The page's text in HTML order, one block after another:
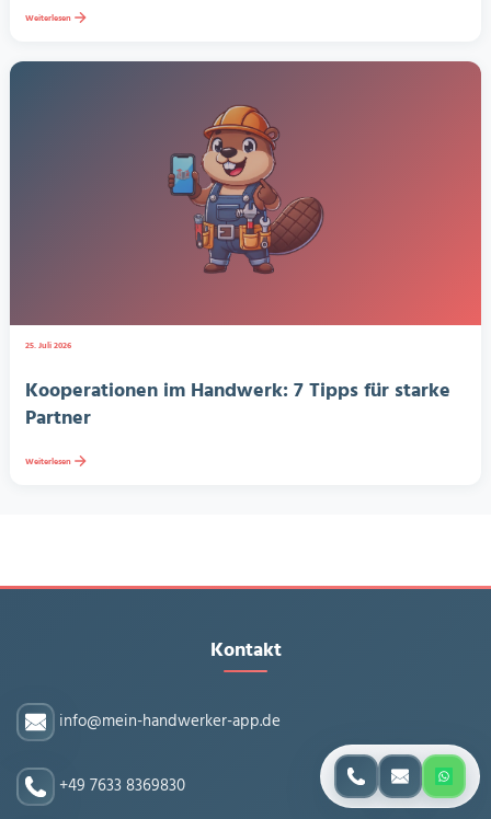
Weiterlesen
25. Juli 2026
Kooperationen im Handwerk: 7 Tipps für starke
Partner
Weiterlesen
Kontakt
info@mein-handwerker-app.de
+49 7633 8369830